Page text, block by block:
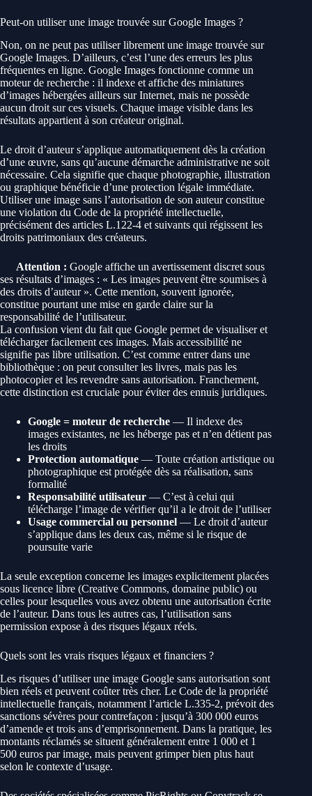
Peut-on utiliser une image trouvée sur Google Images ?
Non, on ne peut pas utiliser librement une image trouvée sur
Google Images. D’ailleurs, c’est l’une des erreurs les plus
fréquentes en ligne. Google Images fonctionne comme un
moteur de recherche : il indexe et affiche des miniatures
d’images hébergées ailleurs sur Internet, mais ne possède
aucun droit sur ces visuels. Chaque image visible dans les
résultats appartient à son créateur original.
Le droit d’auteur s’applique automatiquement dès la création
d’une œuvre, sans qu’aucune démarche administrative ne soit
nécessaire. Cela signifie que chaque photographie, illustration
ou graphique bénéficie d’une protection légale immédiate.
Utiliser une image sans l’autorisation de son auteur constitue
une violation du Code de la propriété intellectuelle,
précisément des articles L.122-4 et suivants qui régissent les
droits patrimoniaux des créateurs.
Attention : Google affiche un avertissement discret sous
ses résultats d’images : « Les images peuvent être soumises à
des droits d’auteur ». Cette mention, souvent ignorée,
constitue pourtant une mise en garde claire sur la
responsabilité de l’utilisateur.
La confusion vient du fait que Google permet de visualiser et
télécharger facilement ces images. Mais accessibilité ne
signifie pas libre utilisation. C’est comme entrer dans une
bibliothèque : on peut consulter les livres, mais pas les
photocopier et les revendre sans autorisation. Franchement,
cette distinction est cruciale pour éviter des ennuis juridiques.
Google = moteur de recherche — Il indexe des
images existantes, ne les héberge pas et n’en détient pas
les droits
Protection automatique — Toute création artistique ou
photographique est protégée dès sa réalisation, sans
formalité
Responsabilité utilisateur — C’est à celui qui
télécharge l’image de vérifier qu’il a le droit de l’utiliser
Usage commercial ou personnel — Le droit d’auteur
s’applique dans les deux cas, même si le risque de
poursuite varie
La seule exception concerne les images explicitement placées
sous licence libre (Creative Commons, domaine public) ou
celles pour lesquelles vous avez obtenu une autorisation écrite
de l’auteur. Dans tous les autres cas, l’utilisation sans
permission expose à des risques légaux réels.
Quels sont les vrais risques légaux et financiers ?
Les risques d’utiliser une image Google sans autorisation sont
bien réels et peuvent coûter très cher. Le Code de la propriété
intellectuelle français, notamment l’article L.335-2, prévoit des
sanctions sévères pour contrefaçon : jusqu’à 300 000 euros
d’amende et trois ans d’emprisonnement. Dans la pratique, les
montants réclamés se situent généralement entre 1 000 et 1
500 euros par image, mais peuvent grimper bien plus haut
selon le contexte d’usage.